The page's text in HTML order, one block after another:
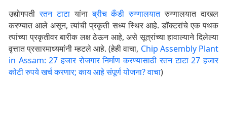
उद्योगपतीरतन टाटायांनाब्रीच कँडी रुग्णालयातरुग्णालयात दाखल
करण्यात आले असून, त्यांची प्रकृती सध्य स्थिर आहे. डॉक्टरांचे एक पथक
त्यांच्या प्रकृतीवर बारीक लक्ष ठेऊन आहे, असे सूत्रांच्या हावाल्याने दिलेल्या
वृत्तात प्रसारमाध्यमांनी म्हटले आहे. (हेही वाचा, Chip Assembly Plant
in Assam: 27 हजार रोजगार निर्माण करण्यासाठी रतन टाटा 27 हजार
कोटी रुपये खर्च करणार; काय आहे संपूर्ण योजना? वाचा)